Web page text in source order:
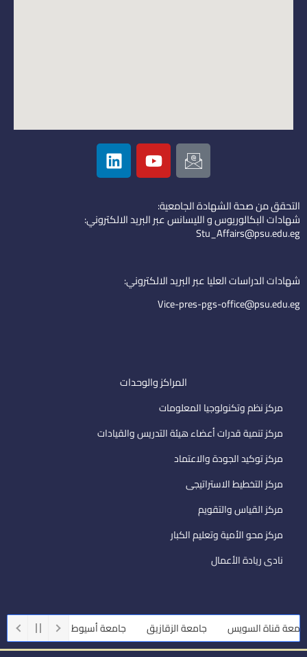
I
c
o
n
-
e
i
l
Y
o
u
u
b
L
i
n
e
d
التحقق من صحة الشهادة الجامعية:
شهادات البكالوريوس و الليسانس عبر البريد الالكتروني:
Stu_Affairs@psu.edu.eg
شهادات الدراسات العليا عبر البريد الالكتروني:
Vice-pres-pgs-office@psu.edu.eg
المراكز والوحدات
مركز نظم وتكنولوجيا المعلومات
مركز تنمية قدرات أعضاء هيئة التدريس والقيادات
مركز توكيد الجودة والاعتماد
مركز التخطيط الاستراتيجى
مركز القياس والتقويم
مركز محو الأمية وتعليم الكبار
نادى ريادة الأعمال
قناة السويس جامعة الزقازيق جامعة أسيوط جامعة طنطا